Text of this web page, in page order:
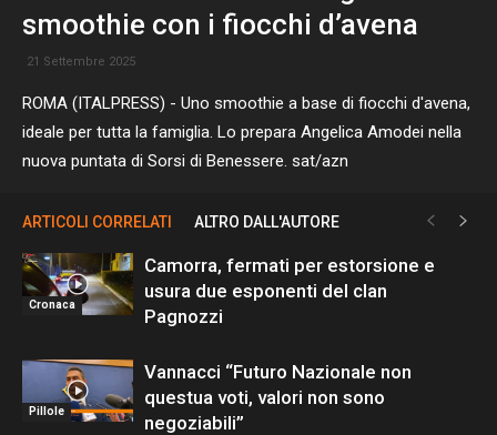
smoothie con i fiocchi d’avena
21 Settembre 2025
ROMA (ITALPRESS) - Uno smoothie a base di fiocchi d'avena,
ideale per tutta la famiglia. Lo prepara Angelica Amodei nella
nuova puntata di Sorsi di Benessere. sat/azn
ARTICOLI CORRELATI ALTRO DALL'AUTORE
Cronaca
Camorra, fermati per estorsione e
usura due esponenti del clan
Pagnozzi
Pillole
Vannacci “Futuro Nazionale non
questua voti, valori non sono
negoziabili”